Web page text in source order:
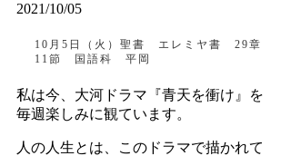
2021/10/05
10月5日（火）聖書 エレミヤ書 29章
11節 国語科 平岡
私は今、大河ドラマ『青天を衝け』を
毎週楽しみに観ています。
人の人生とは、このドラマで描かれて